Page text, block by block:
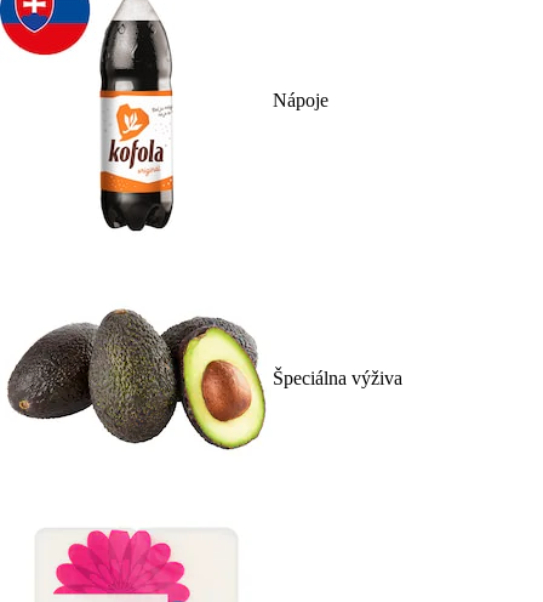
Nápoje
Špeciálna výživa